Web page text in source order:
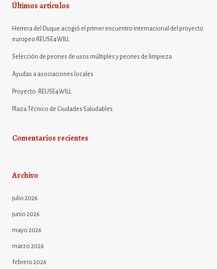
Últimos artículos
Herrera del Duque acogió el primer encuentro internacional del proyecto
europeo REUSE4WILL
Selección de peones de usos múltiples y peones de limpieza
Ayudas a asociaciones locales
Proyecto: REUSE4WILL
Plaza Técnico de Ciudades Saludables
Comentarios recientes
Archivo
julio 2026
junio 2026
mayo 2026
marzo 2026
febrero 2026